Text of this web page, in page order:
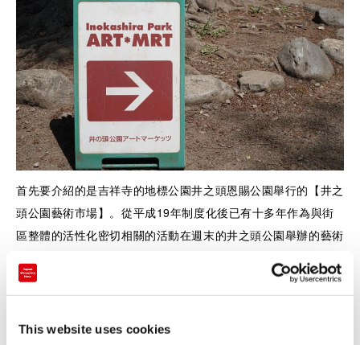
This website uses cookies
首先要介紹的是吉祥寺的地標公園井之頭恩賜公園舉行的【井之
頭公園藝術市場】。從平成19年制度化後已有十多年作為與街
區整體的活性化密切相關的活動在週末的井之頭公園舉辦的藝術
等，是一個超級愉快的活動項目。